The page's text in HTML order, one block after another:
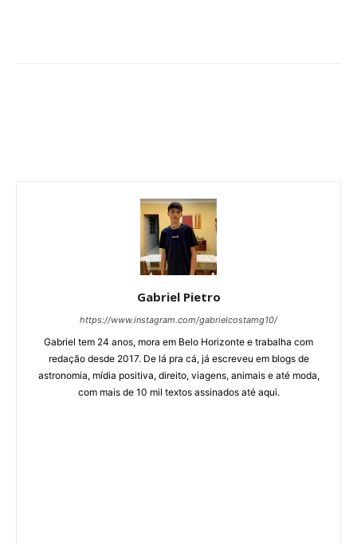
Gabriel Pietro
https://www.instagram.com/gabrielcostamg10/
Gabriel tem 24 anos, mora em Belo Horizonte e trabalha com
redação desde 2017. De lá pra cá, já escreveu em blogs de
astronomia, mídia positiva, direito, viagens, animais e até moda,
com mais de 10 mil textos assinados até aqui.